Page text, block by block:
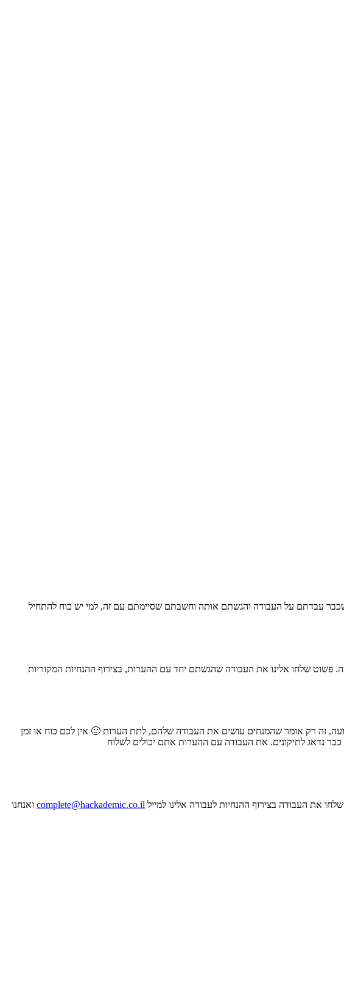
שכבר עבדתם על העבודה והגשתם אותה וחשבתם שסיימתם עם זה, למי יש כוח להתחיל
פשוט שלחו אלינו את העבודה שהגשתם יחד עם ההערות, בצירוף ההנחיות המקוריות
זה רק אומר שהמנחים עושים את העבודה שלהם, לתת הערות 🙂 אין לכם כוח או זמן
נדאג לתיקונים. את העבודה עם ההערות אתם יכולים לשלוח
את העבודה בצירוף ההנחיות לעבודה אלינו למייל complete@hackademic.co.il ואנחנו